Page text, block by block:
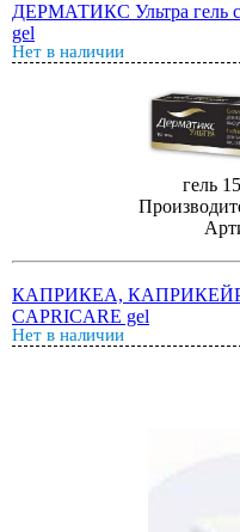
ДЕРМАТИКС Ультра гель
gel
Нет в наличии
гель
КАПРИКЕА, КАПРИКЕЙР
CAPRICARE gel
Нет в наличии